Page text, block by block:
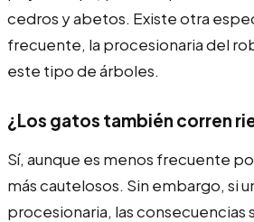
cedros y abetos. Existe otra
frecuente, la procesionaria del
este tipo de árboles.
¿Los gatos también corren
Sí, aunque es menos frecuente
más cautelosos. Sin embargo, si
procesionaria, las consecuencias